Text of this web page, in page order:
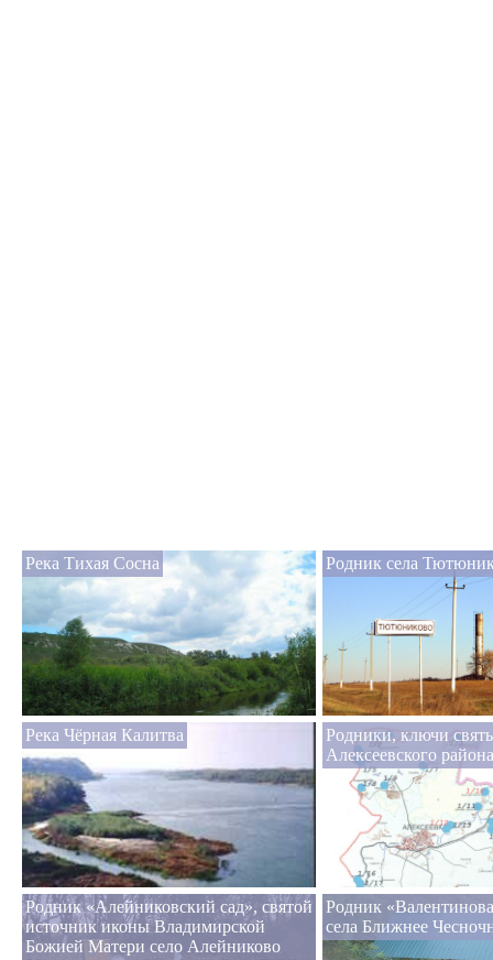
Река Тихая Сосна Родник села
Река Чёрная Калитва
Родники, ключи
Алексеевского района
Родник «Алейниковский сад», святой
источник иконы Владимирской
Божией Матери село Алейниково
Родник
села Ближнее